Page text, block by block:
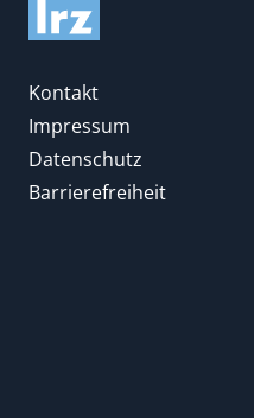
Kontakt
Impressum
Datenschutz
Barrierefreiheit